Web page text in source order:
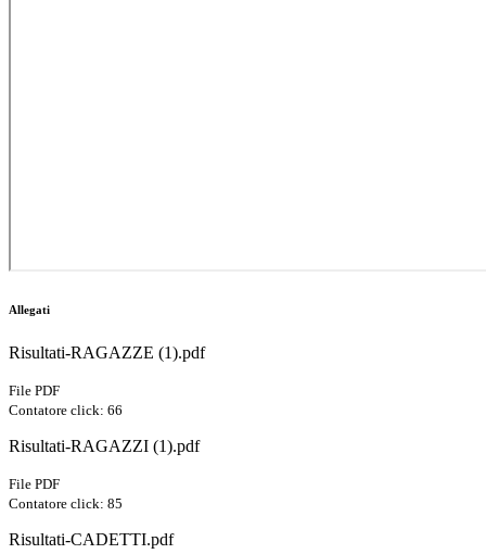
Allegati
Risultati-RAGAZZE (1).pdf
File PDF
Contatore click: 66
Risultati-RAGAZZI (1).pdf
File PDF
Contatore click: 85
Risultati-CADETTI.pdf